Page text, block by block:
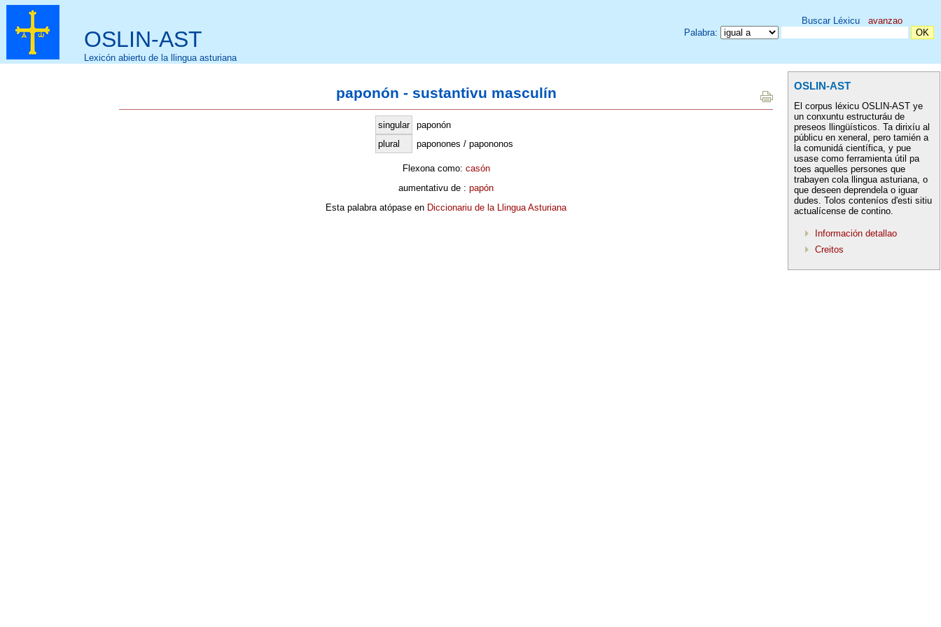
OSLIN-AST
Lexicón abiertu de la llingua asturiana
Buscar Léxicu avanzao
Palabra:
paponón - sustantivu masculín
singular
paponón
plural
paponones / papononos
Flexona como: casón
aumentativu de : papón
Esta palabra atópase en Diccionariu de la Llingua Asturiana
OSLIN-AST
El corpus léxicu OSLIN-AST ye
un conxuntu estructuráu de
preseos llingüísticos. Ta dirixíu al
públicu en xeneral, pero tamién a
la comunidá científica, y pue
usase como ferramienta útil pa
toes aquelles persones que
trabayen cola llingua asturiana, o
que deseen deprendela o iguar
dudes. Tolos conteníos d'esti sitiu
actualícense de contino.
Información detallao
Creitos